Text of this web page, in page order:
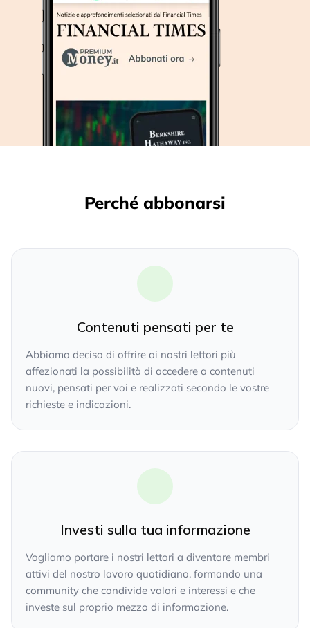
Perché abbonarsi
Contenuti pensati per te
Abbiamo deciso di offrire ai nostri lettori più
affezionati la possibilità di accedere a contenuti
nuovi, pensati per voi e realizzati secondo le vostre
richieste e indicazioni.
Investi sulla tua informazione
Vogliamo portare i nostri lettori a diventare membri
attivi del nostro lavoro quotidiano, formando una
community che condivide valori e interessi e che
investe sul proprio mezzo di informazione.